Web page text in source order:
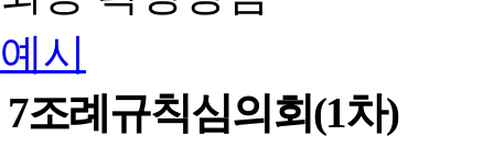
예시
7조례규칙심의회(1차)